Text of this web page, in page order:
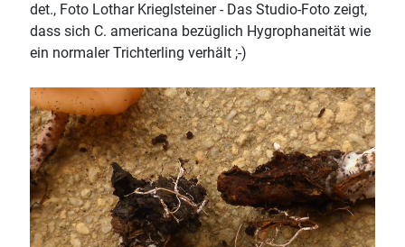
det., Foto Lothar Krieglsteiner - Das Studio-Foto zeigt,
dass sich C. americana bezüglich Hygrophaneität wie
ein normaler Trichterling verhält ;-)